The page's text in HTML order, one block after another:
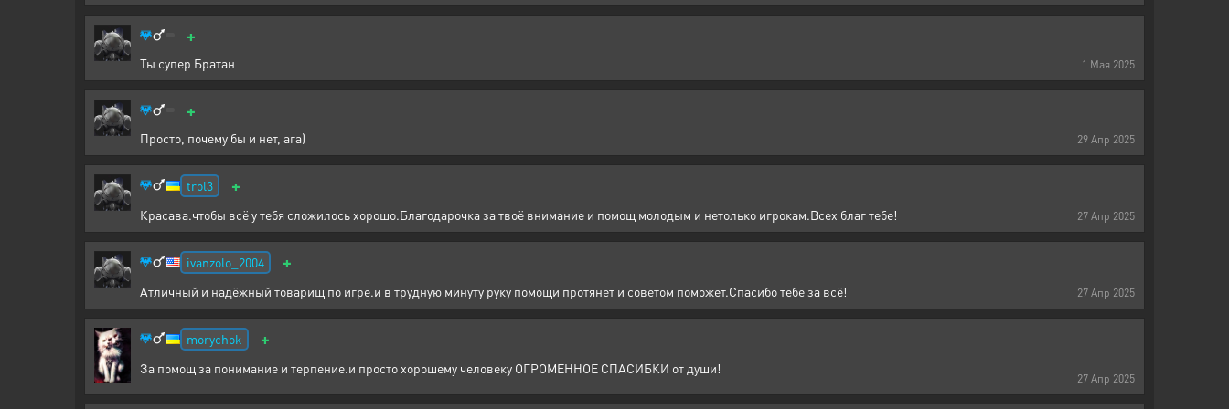
1 Мая 2025
+
Ты супер Братан
29 Апр 2025
+
Просто, почему бы и нет, ага)
27 Апр 2025
trol3 +
Красава.чтобы всё у тебя сложилось хорошо.Благодарочка за твоё внимание и помощ молодым и нетолько игрокам.Всех благ тебе!
27 Апр 2025
ivanzolo_2004 +
Атличный и надёжный товарищ по игре.и в трудную минуту руку помощи протянет и советом поможет.Спасибо тебе за всё!
27 Апр 2025
morychok +
За помощ за понимание и терпение.и просто хорошему человеку ОГРОМЕННОЕ СПАСИБКИ от души!